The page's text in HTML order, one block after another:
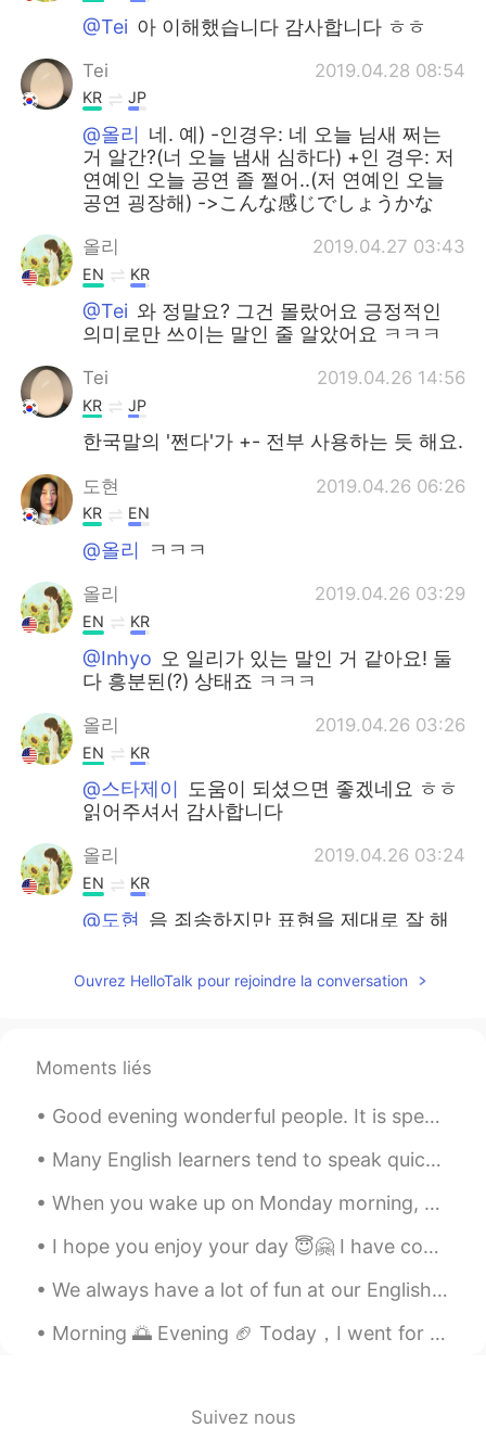
@Tei 아 이해했습니다 감사합니다 ㅎㅎ
Tei 2019.04.28 08:54
KR JP
@올리 네. 예) -인경우: 네 오늘 님새 쩌는
거 알간?(너 오늘 냄새 심하다) +인 경우: 저
연예인 오늘 공연 졸 쩔어..(저 연예인 오늘
공연 굉장해) ->こんな感じでしょうかな
올리 2019.04.27 03:43
EN KR
@Tei 와 정말요? 그건 몰랐어요 긍정적인
의미로만 쓰이는 말인 줄 알았어요 ㅋㅋㅋ
Tei 2019.04.26 14:56
KR JP
한국말의 '쩐다'가 +- 전부 사용하는 듯 해요.
도현 2019.04.26 06:26
KR EN
@올리 ㅋㅋㅋ
올리 2019.04.26 03:29
EN KR
@Inhyo 오 일리가 있는 말인 거 같아요! 둘
다 흥분된(?) 상태죠 ㅋㅋㅋ
올리 2019.04.26 03:26
EN KR
@스타제이 도움이 되셨으면 좋겠네요 ㅎㅎ
읽어주셔서 감사합니다
올리 2019.04.26 03:24
EN KR
@도현 음 죄송하지만 표현을 제대로 잘 해
"신남"과 "화남"은 어떻게 보면 종이 한장의
KR CN
이런거 좋아요
도현 2019.04.25 18:48
😆😆
Ouvrez HelloTalk pour rejoindre la conversation
Moments liés
Good evening wonderful people. It is speaking practice time. Send me a message if you want to ha...
Many English learners tend to speak quickly, which results in bad pronunciation. It is important ...
When you wake up on Monday morning, you should feel happy, inspired, and motivated to make the be...
I hope you enjoy your day 😇🤗 I have completed mine and look forward to tomorrow.😁 Send me a mes...
We always have a lot of fun at our English Corners in Beijing. Great food, wonderful conversation...
Morning 🌅 Evening 🏈 Today，I went for a walk near the ocean and played a little football. Tommo...
Suivez nous